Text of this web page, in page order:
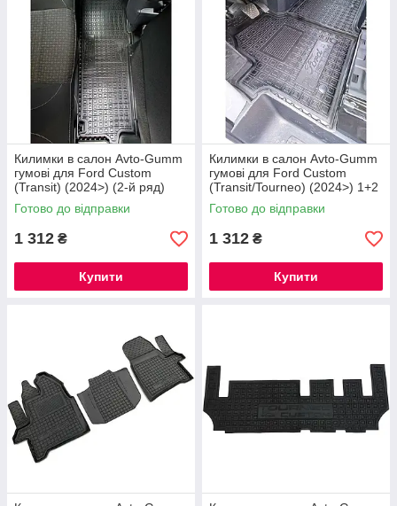
Автомобільні килимки Ford Explorer 2011-
Надзвичайно міцні поліуретанові килимки, які
прослужать вам не один рік. Вироби є невибагливими у
догляді.
Килимки в салон Avto-Gumm
гумові для Ford Custom
(Transit) (2024>) (2-й ряд)
Готово до відправки
1 312 ₴
Купити
Килимки в салон Avto-Gumm
гумові для Ford Custom
(Transit/Tourneo) (2024>) 1+2
Готово до відправки
1 312 ₴
Купити